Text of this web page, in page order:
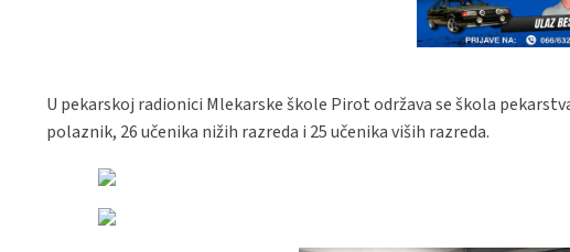
U pekarskoj radionici Mlekarske škole Pirot održava se škola
polaznik, 26 učenika nižih razreda i 25 učenika viših razreda.